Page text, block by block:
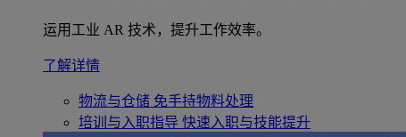
运用工业 AR 技术，提升工作效率。
了解详情
物流与仓储 免手持物料处理
培训与入职指导 快速入职与技能提升